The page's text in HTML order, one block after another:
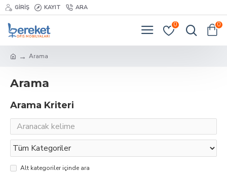
GIRIŞ KAYIT ARA
0 0
Arama
Arama
Arama Kriteri
Alt kategoriler içinde ara